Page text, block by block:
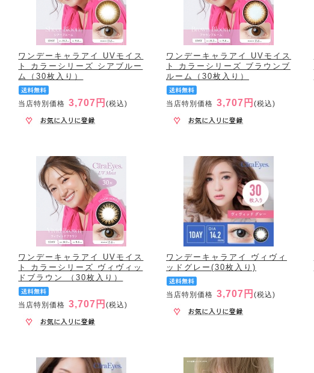
ワンデーキャラアイ UVモイス
ト カラーシリーズ シアブルー
ム（30枚入り）
当店特別価格 3,707円(税込)
ワンデーキャラアイ UVモイス
ト カラーシリーズ ブラウンブ
ルーム（30枚入り）
当店特別価格 3,707円(税込)
ワンデーキャラアイ UVモイス
ト カラーシリーズ ヴィヴィッ
ドブラウン （30枚入り）
当店特別価格 3,707円(税込)
ワンデーキャラアイ ヴィヴィ
ッドグレー(30枚入り)
当店特別価格 3,707円(税込)